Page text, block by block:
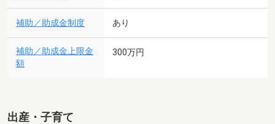
補助／助成金制度 あり
補助／助成金上限金
額
300万円
出産・子育て